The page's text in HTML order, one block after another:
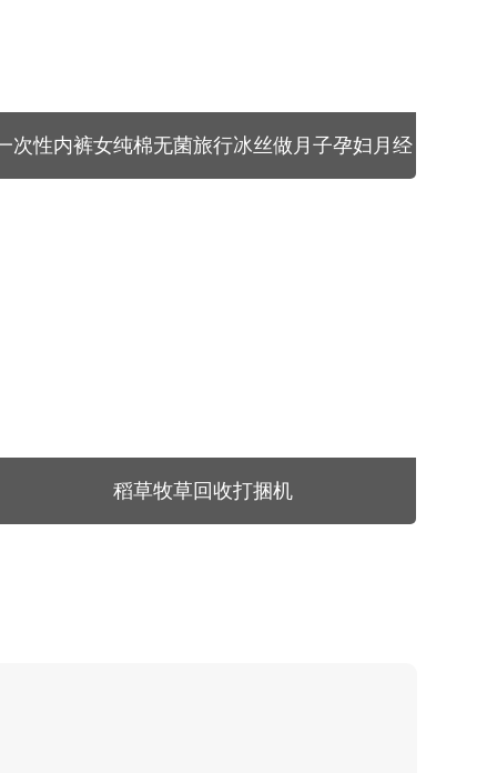
次性内裤女纯棉无菌旅行冰丝做月子孕妇月经
稻草牧草回收打捆机